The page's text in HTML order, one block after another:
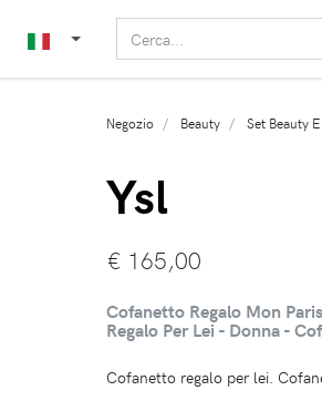
Negozio Beauty Set Beauty
Ysl
€ 165,00
Cofanetto Regalo Mon
Regalo Per Lei - Donna -
Cofanetto regalo per lei.